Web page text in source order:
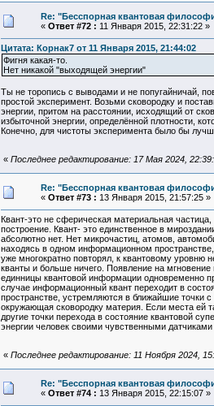
Re: "Бесспорная квантовая
« Ответ #72 : 11 Января 2015, 22:31:22 »
Цитата: Корнак7 от 11 Января 2015, 21:44:02
Фигня какая-то.
Нет никакой "выходящей энергии"
Ты не торопись с выводами и не попугайничай,
простой эксперимент. Возьми сковородку и
энергии, притом на расстоянии, исходящий от
избыточной энергии, определённой плотности,
Конечно, для чистоты эксперимента было бы
« Последнее редактирование: 17 Мая 2024,
Re: "Бесспорная квантовая
« Ответ #73 : 13 Января 2015, 21:57:25 »
Квант-это не сферическая материальная
построение. Квант- это единственное в
абсолютно нет. Нет микрочастиц, атомов,
находясь в одном информационном
уже многократно повторял, к квантовому уровню
кванты и больше ничего. Появление на
единницы квантовой информации одновременно
случае информационный квант переходит в
пространстве, устремляются в ближайшие точки
окружающая сковородку материя. Если места ей
другие точки перехода в состояние квантовой
энергии человек своими чувственными
« Последнее редактирование: 11 Ноября 2024,
Re: "Бесспорная квантовая
« Ответ #74 : 13 Января 2015, 22:15:07 »